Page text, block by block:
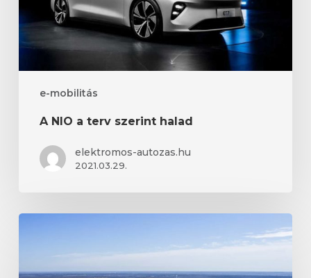
e-mobilitás
A NIO a terv szerint halad
elektromos-autozas.hu
2021.03.29.
bulija